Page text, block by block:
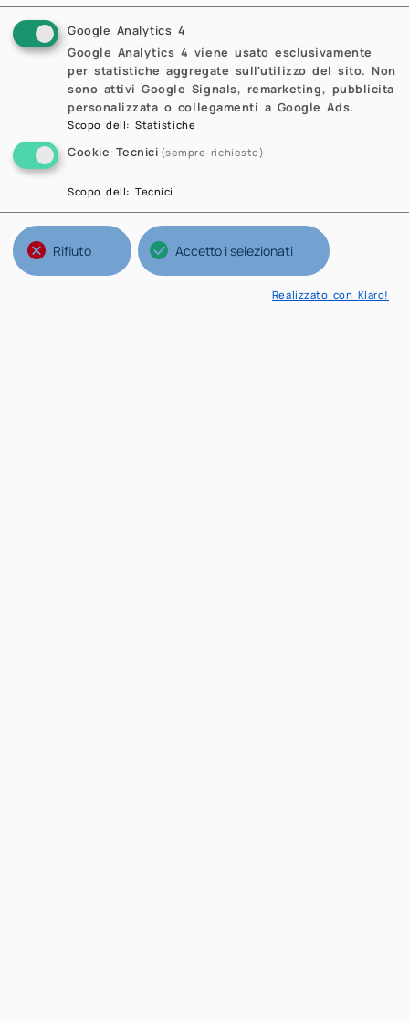
Google Analytics 4
Google Analytics 4 viene usato esclusivamente
per statistiche aggregate sull'utilizzo del sito. Non
sono attivi Google Signals, remarketing, pubblicita
personalizzata o collegamenti a Google Ads.
Scopo dell:Statistiche
Cookie Tecnici (sempre richiesto)
Scopo dell:Tecnici
Rifiuto Accetto i selezionati
Realizzato con Klaro!